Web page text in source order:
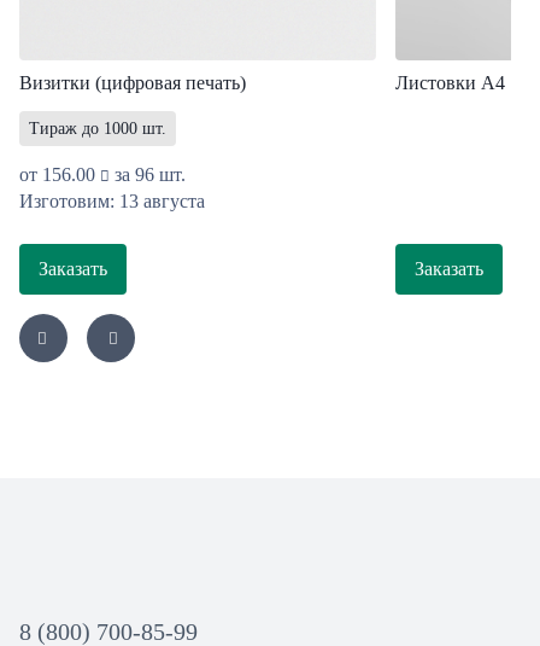
Визитки (цифровая печать)
Тираж до 1000 шт.
от 156.00
за 96 шт.
Изготовим: 13 августа
Заказать
Листовки A4
Заказать
8 (800) 700-85-99